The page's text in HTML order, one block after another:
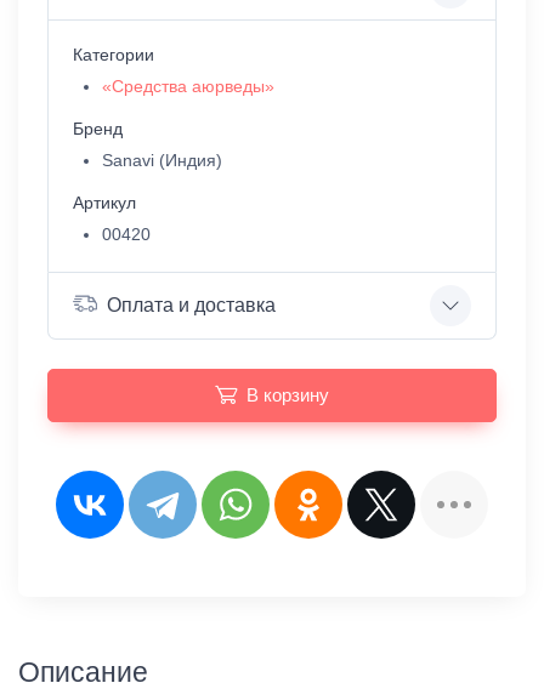
Категории
«Средства аюрведы»
Бренд
Sanavi (Индия)
Артикул
00420
Оплата и доставка
В корзину
Описание